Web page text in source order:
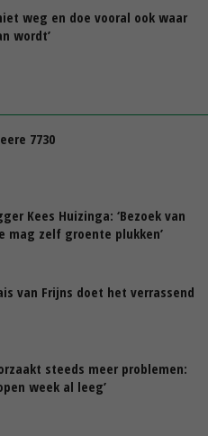
weg en doe vooral ook waar
wordt’
7730
Kees Huizinga: ‘Bezoek van
mag zelf groente plukken’
van Frijns doet het verrassend
steeds meer problemen:
week al leeg’